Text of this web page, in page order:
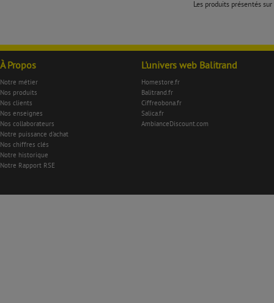
Les produits présentés
À Propos
Notre métier
Nos produits
Nos clients
Nos enseignes
Nos collaborateurs
Notre puissance d'achat
Nos chiffres clés
Notre historique
Notre Rapport RSE
L'univers web Balitrand
Homestore.fr
Balitrand.fr
Ciffreobona.fr
Salica.fr
AmbianceDiscount.com